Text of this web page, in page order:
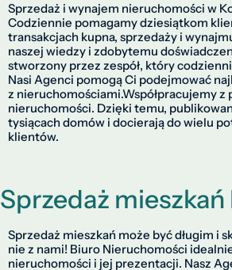
Sprzedaż i wynajem nieruchomości w
Codziennie pomagamy dziesiątkom
transakcjach kupna, sprzedaży i
naszej wiedzy i zdobytemu
stworzony przez zespół, który
Nasi Agenci pomogą Ci podejmować
z nieruchomościami.Współpracujemy z
nieruchomości. Dzięki temu,
tysiącach domów i docierają do wielu
klientów.
Sprzedaż mieszkań
Sprzedaż mieszkań może być długim i
nie z nami! Biuro Nieruchomości
nieruchomości i jej prezentacji. Nasz